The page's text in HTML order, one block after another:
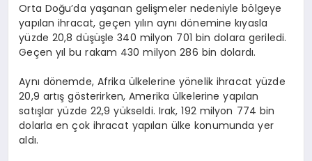
Orta Doğu’da yaşanan gelişmeler nedeniyle bölgeye
yapılan ihracat, geçen yılın aynı dönemine kıyasla
yüzde 20,8 düşüşle 340 milyon 701 bin dolara geriledi.
Geçen yıl bu rakam 430 milyon 286 bin dolardı.
Aynı dönemde, Afrika ülkelerine yönelik ihracat yüzde
20,9 artış gösterirken, Amerika ülkelerine yapılan
satışlar yüzde 22,9 yükseldi. Irak, 192 milyon 774 bin
dolarla en çok ihracat yapılan ülke konumunda yer
aldı.